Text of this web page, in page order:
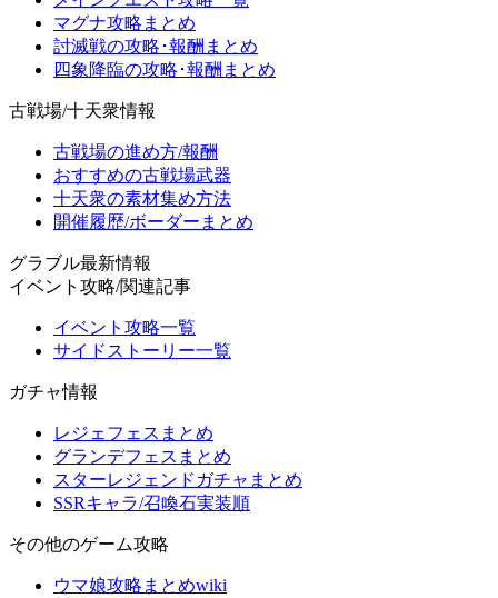
マグナ攻略まとめ
討滅戦の攻略･報酬まとめ
四象降臨の攻略･報酬まとめ
古戦場/十天衆情報
古戦場の進め方/報酬
おすすめの古戦場武器
十天衆の素材集め方法
開催履歴/ボーダーまとめ
グラブル最新情報
イベント攻略/関連記事
イベント攻略一覧
サイドストーリー一覧
ガチャ情報
レジェフェスまとめ
グランデフェスまとめ
スターレジェンドガチャまとめ
SSRキャラ/召喚石実装順
その他のゲーム攻略
ウマ娘攻略まとめwiki